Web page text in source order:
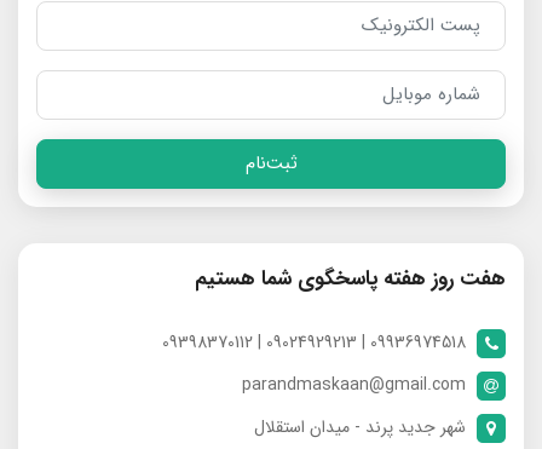
ثبت‌نام
هفت روز هفته پاسخگوی شما هستیم
09936974518 | 09024929213 | 09398370112
parandmaskaan@gmail.com
شهر جدید پرند - میدان استقلال